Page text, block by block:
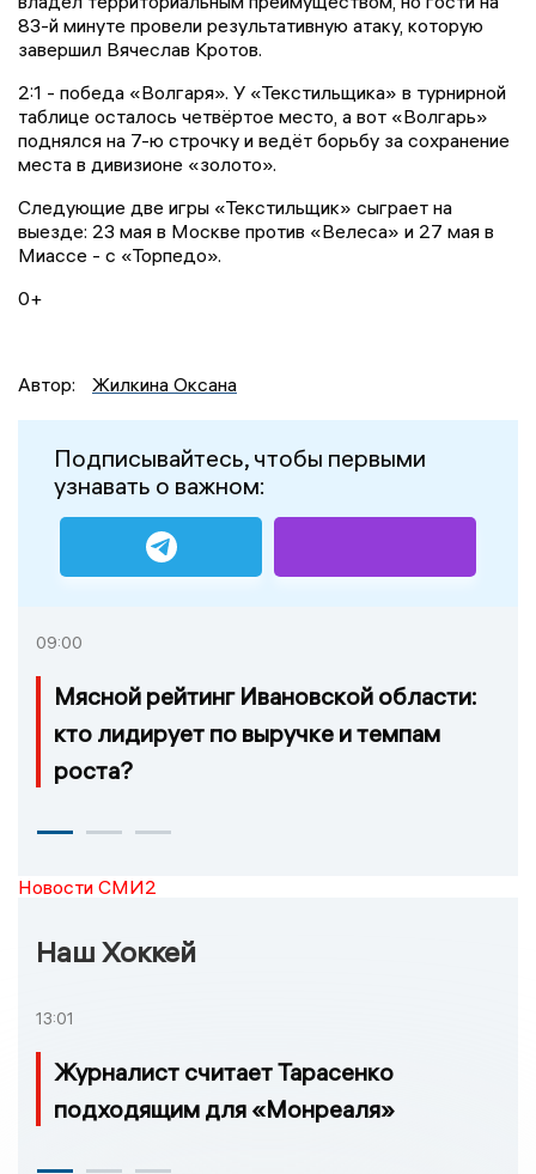
83-й минуте провели результативную атаку, которую
завершил Вячеслав Кротов.
2:1 - победа «Волгаря». У «Текстильщика» в турнирной
таблице осталось четвёртое место, а вот «Волгарь»
поднялся на 7-ю строчку и ведёт борьбу за сохранение
места в дивизионе «золото».
Следующие две игры «Текстильщик» сыграет на
выезде: 23 мая в Москве против «Велеса» и 27 мая в
Миассе - с «Торпедо».
0+
Автор: Жилкина Оксана
Подписывайтесь, чтобы первыми
узнавать о важном:
09:00
Мясной рейтинг Ивановской области:
кто лидирует по выручке и темпам
роста?
Новости СМИ2
Наш Хоккей
13:01
Журналист считает Тарасенко
подходящим для «Монреаля»